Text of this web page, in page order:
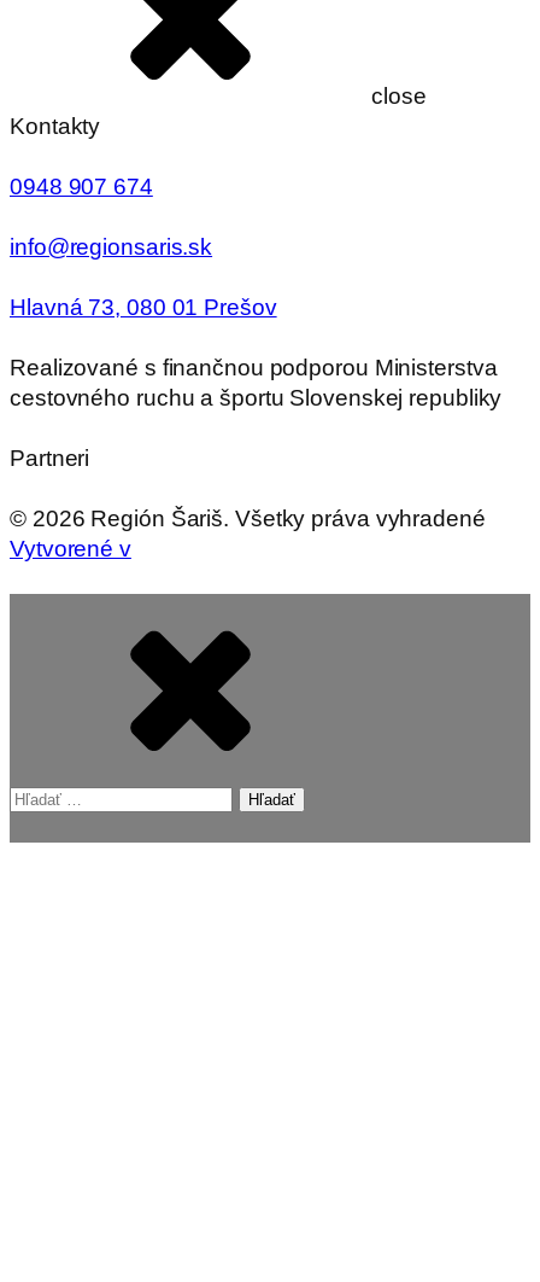
close
Kontakty
0948 907 674
info@regionsaris.sk
Hlavná 73, 080 01 Prešov
Realizované s finančnou podporou Ministerstva
cestovného ruchu a športu Slovenskej republiky
Partneri
© 2026 Región Šariš. Všetky práva vyhradené
Vytvorené v
Hľadať: